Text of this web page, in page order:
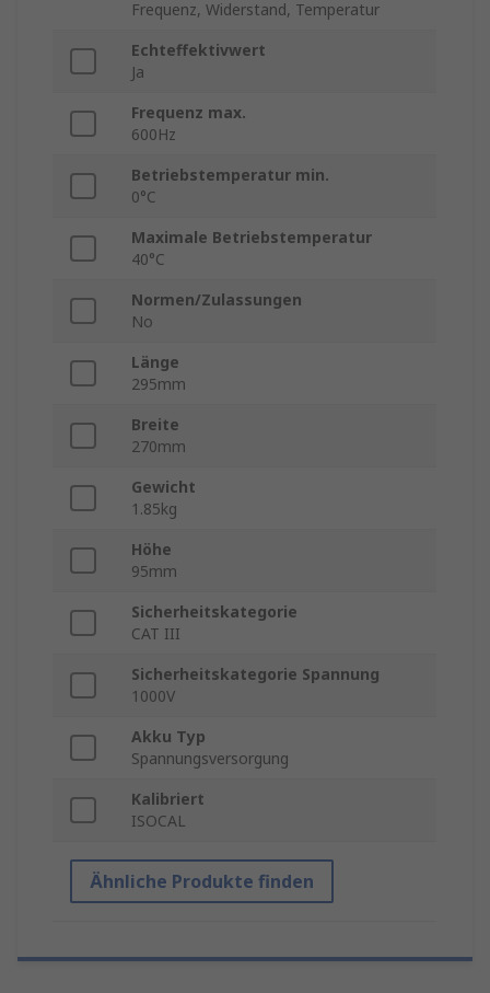
Frequenz, Widerstand, Temperatur
Echteffektivwert
Ja
Frequenz max.
600Hz
Betriebstemperatur min.
0°C
Maximale Betriebstemperatur
40°C
Normen/Zulassungen
No
Länge
295mm
Breite
270mm
Gewicht
1.85kg
Höhe
95mm
Sicherheitskategorie
CAT III
Sicherheitskategorie Spannung
1000V
Akku Typ
Spannungsversorgung
Kalibriert
ISOCAL
Ähnliche Produkte finden